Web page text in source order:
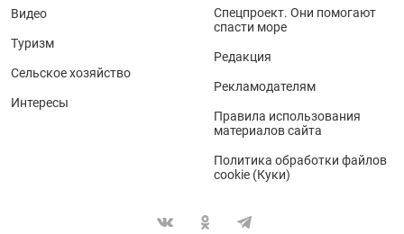
Видео
Туризм
Сельское хозяйство
Интересы
Спецпроект. Они помогают
спасти море
Редакция
Рекламодателям
Правила использования
материалов сайта
Политика обработки файлов
cookie (Куки)